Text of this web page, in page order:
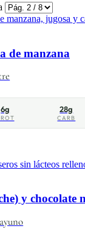
de manzana
6g 28g
CARB
y chocolate